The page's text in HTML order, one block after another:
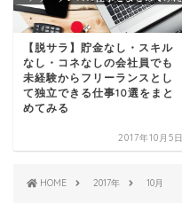
【脱サラ】貯金なし・スキル
なし・コネなしの会社員でも
未経験からフリーランスとし
て独立できる仕事10選をまと
めてみる
2017年10月5日
HOME 2017年 10月